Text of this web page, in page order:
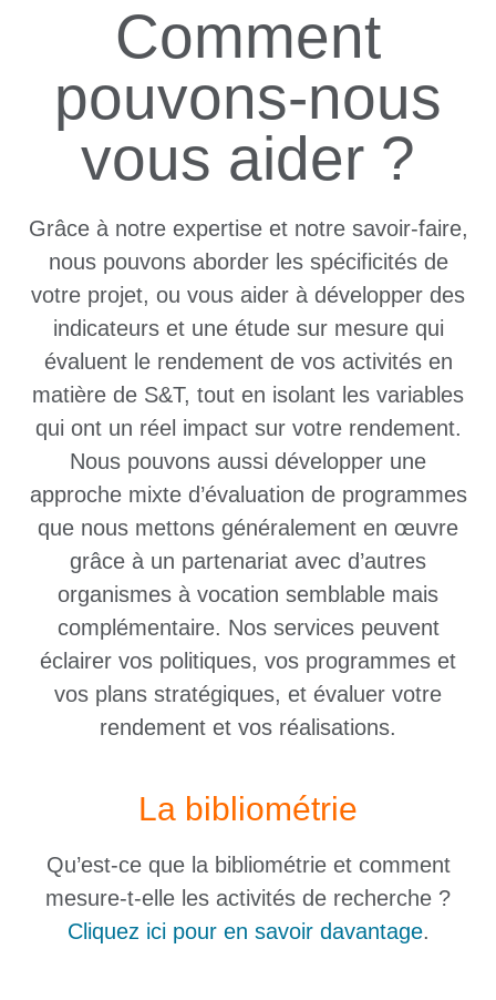
Comment
pouvons-nous
vous aider ?
Grâce à notre expertise et notre savoir-faire,
nous pouvons aborder les spécificités de
votre projet, ou vous aider à développer des
indicateurs et une étude sur mesure qui
évaluent le rendement de vos activités en
matière de S&T, tout en isolant les variables
qui ont un réel impact sur votre rendement.
Nous pouvons aussi développer une
approche mixte d’évaluation de programmes
que nous mettons généralement en œuvre
grâce à un partenariat avec d’autres
organismes à vocation semblable mais
complémentaire. Nos services peuvent
éclairer vos politiques, vos programmes et
vos plans stratégiques, et évaluer votre
rendement et vos réalisations.
La bibliométrie
Qu’est-ce que la bibliométrie et comment
mesure-t-elle les activités de recherche ?
Cliquez ici pour en savoir davantage.